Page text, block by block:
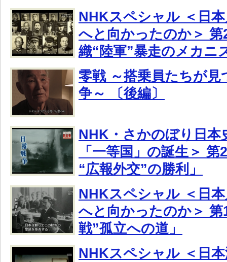
NHKスペシャル ＜日
へと向かったのか＞
織“陸軍”暴走のメカニ
零戦 ～搭乗員たちが見
争～ 〔後編〕
NHK・さかのぼり日本
「一等国」の誕生＞
“広報外交”の勝利」
NHKスペシャル ＜日
へと向かったのか＞ 第
戦”孤立への道」
NHKスペシャル ＜日